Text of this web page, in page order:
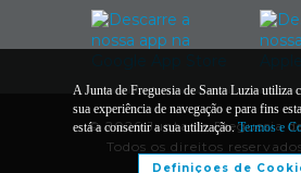
© 2026 Junta de Freguesia
Todos os direitos
Condições
A Junta de Freguesia de Santa Luzia utiliza
sua experiência de navegação e para fins
está a consentir a sua utilização.Termos e
Definiçoes de